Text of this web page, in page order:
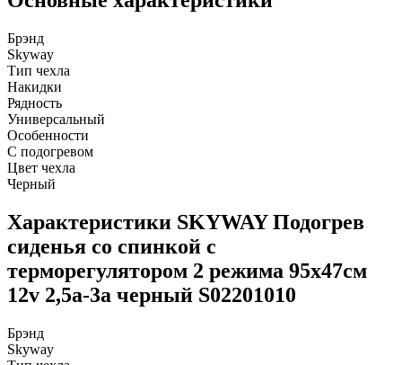
Брэнд
Skyway
Тип чехла
Накидки
Рядность
Универсальный
Особенности
С подогревом
Цвет чехла
Черный
Характеристики SKYWAY Подогрев
сиденья со спинкой с
терморегулятором 2 режима 95х47см
12v 2,5а-3а черный S02201010
Брэнд
Skyway